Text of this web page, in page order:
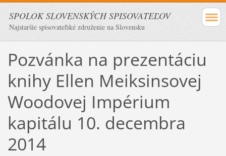
SPOLOK SLOVENSKÝCH SPISOVATEĽOV
Najstaršie spisovateľské združenie na Slovensku
Pozvánka na prezentáciu
knihy Ellen Meiksinsovej
Woodovej Impérium
kapitálu 10. decembra
2014